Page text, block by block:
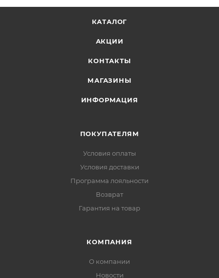
КАТАЛОГ
АКЦИИ
КОНТАКТЫ
МАГАЗИНЫ
ИНФОРМАЦИЯ
ПОКУПАТЕЛЯМ
Условия оплаты
Условия доставки
Программа лояльности
Возврат
Гарантия на товар
КОМПАНИЯ
О компании
Новости